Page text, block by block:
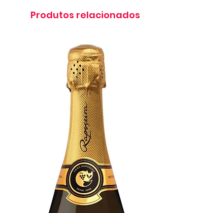
Produtos relacionados